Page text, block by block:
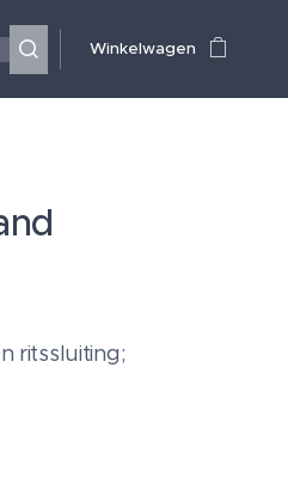
Winkelwagen
ritssluiting;